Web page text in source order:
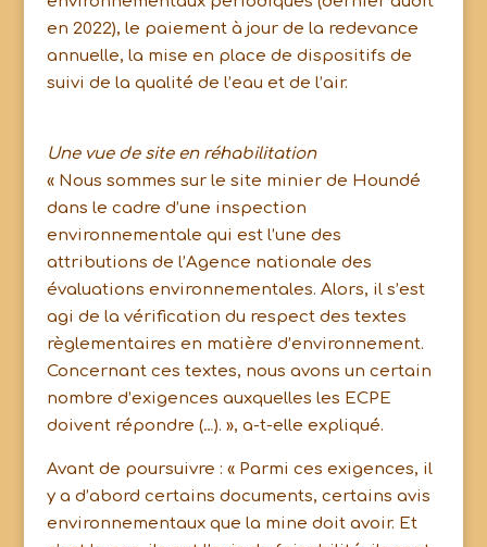
en 2022), le paiement à jour de la redevance
annuelle, la mise en place de dispositifs de
suivi de la qualité de l’eau et de l’air.
Une vue de site en réhabilitation
« Nous sommes sur le site minier de Houndé
dans le cadre d’une inspection
environnementale qui est l’une des
attributions de l’Agence nationale des
évaluations environnementales. Alors, il s’est
agi de la vérification du respect des textes
règlementaires en matière d’environnement.
Concernant ces textes, nous avons un certain
nombre d’exigences auxquelles les ECPE
doivent répondre (…). », a-t-elle expliqué.
Avant de poursuivre : « Parmi ces exigences, il
y a d’abord certains documents, certains avis
environnementaux que la mine doit avoir. Et